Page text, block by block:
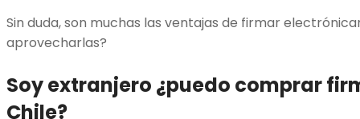
Sin duda, son muchas las ventajas de firmar
aprovecharlas?
Soy extranjero ¿puedo comprar
Chile?